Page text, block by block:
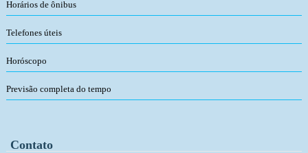
Horários de ônibus
Telefones úteis
Horóscopo
Previsão completa do tempo
Contato